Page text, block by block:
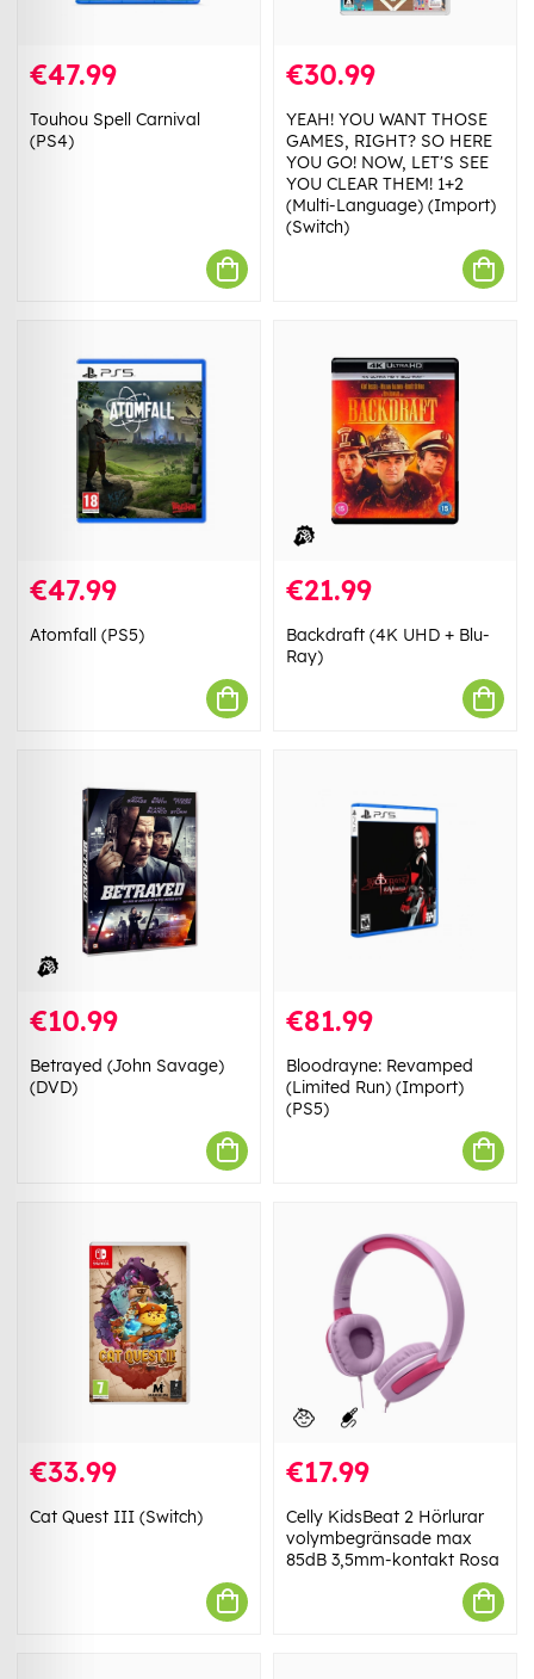
€47.99
Touhou Spell Carnival
(PS4)
€30.99
YEAH! YOU WANT THOSE
GAMES, RIGHT? SO HERE
YOU GO! NOW, LET'S SEE
YOU CLEAR THEM! 1+2
(Multi-Language) (Import)
(Switch)
€47.99
Atomfall (PS5)
€21.99
Backdraft (4K UHD + Blu-
Ray)
€10.99
Betrayed (John Savage)
(DVD)
€81.99
Bloodrayne: Revamped
(Limited Run) (Import)
(PS5)
€33.99
Cat Quest III (Switch)
€17.99
Celly KidsBeat 2 Hörlurar
volymbegränsade max
85dB 3,5mm-kontakt Rosa